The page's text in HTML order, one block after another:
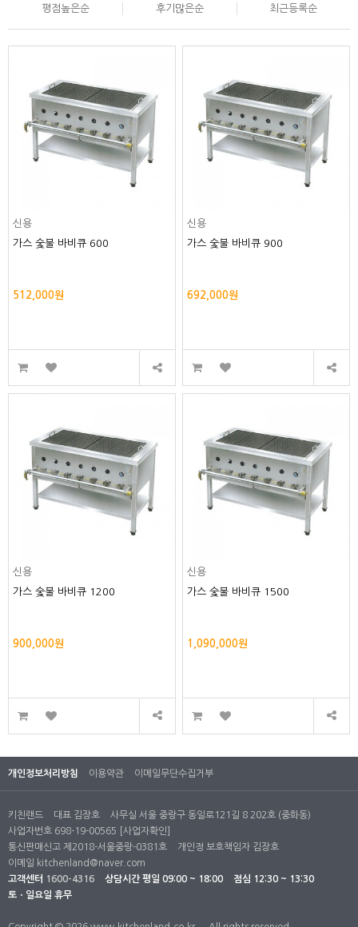
평점높은순 후기많은순 최근등록순
신용
가스 숯불 바비큐 600
512,000원
신용
가스 숯불 바비큐 900
692,000원
신용
가스 숯불 바비큐 1200
900,000원
신용
가스 숯불 바비큐 1500
1,090,000원
개인정보처리방침 이용약관 이메일무단수집거부
키친랜드 대표 김장호
사무실 서울 중랑구 동일로121길 8 202호 (중화동)
사업자번호 698-19-00565
[사업자확인]
통신판매신고 제2018-서울중랑-0381호
개인정 보호책임자 김장호
이메일 kitchenland@naver.com
고객센터 1600-4316 상담시간 평일 09:00 ~ 18:00
점심 12:30 ~ 13:30
토ㆍ일요일 휴무